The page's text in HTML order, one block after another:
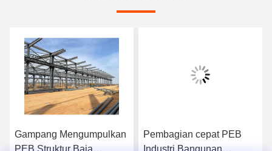
Pembagian cepat PEB
Struktur baja PEB yang